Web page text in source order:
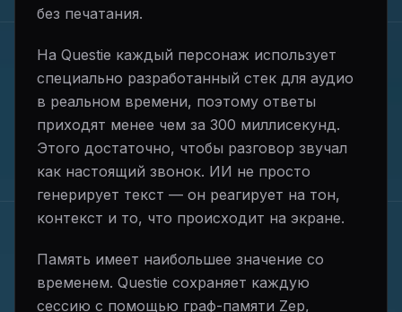
без печатания.
На Questie каждый персонаж использует
специально разработанный стек для аудио
в реальном времени, поэтому ответы
приходят менее чем за 300 миллисекунд.
Этого достаточно, чтобы разговор звучал
как настоящий звонок. ИИ не просто
генерирует текст — он реагирует на тон,
контекст и то, что происходит на экране.
Память имеет наибольшее значение со
временем. Questie сохраняет каждую
сессию с помощью граф-памяти Zep,